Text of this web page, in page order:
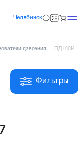
Челябинск
давления — ПД100И
Фильтры